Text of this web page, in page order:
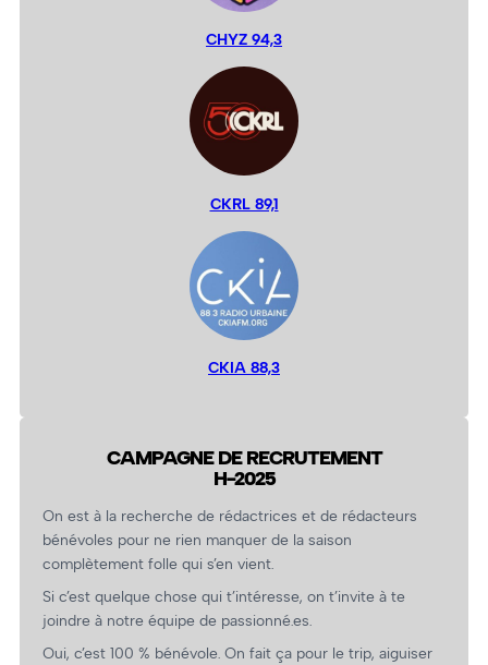
CHYZ 94,3
CKRL 89,1
CKIA 88,3
CAMPAGNE DE RECRUTEMENT
H-2025
On est à la recherche de rédactrices et de rédacteurs
bénévoles pour ne rien manquer de la saison
complètement folle qui s’en vient.
Si c’est quelque chose qui t’intéresse, on t’invite à te
joindre à notre équipe de passionné.es.
Oui, c’est 100 % bénévole. On fait ça pour le trip, aiguiser